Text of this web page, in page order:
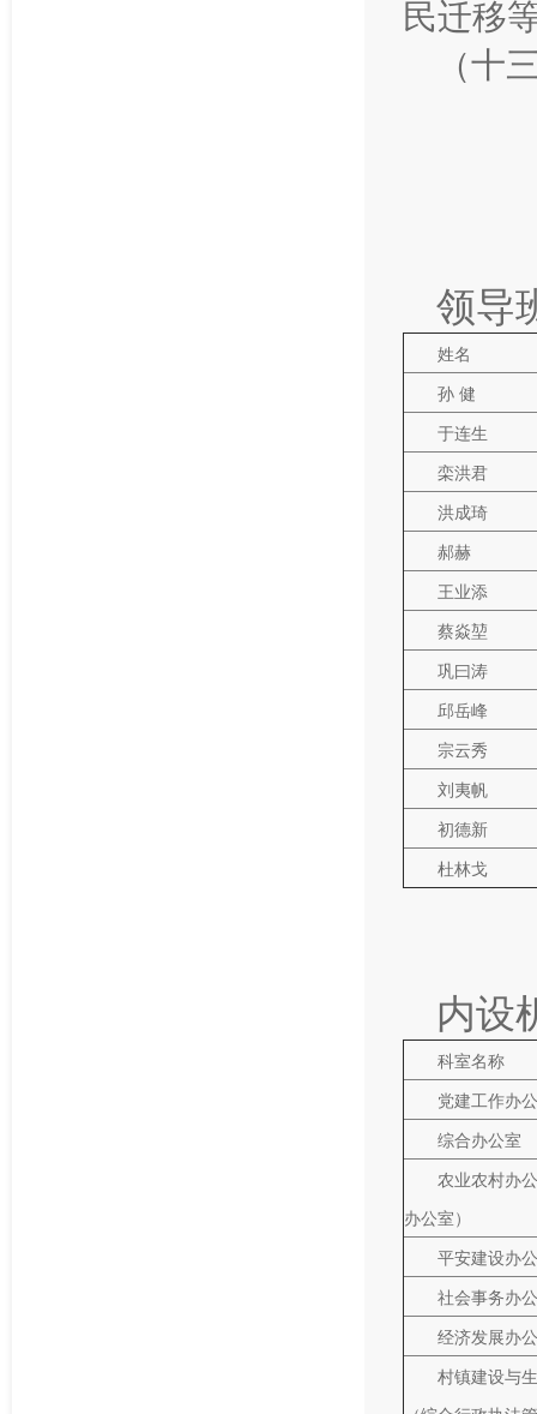
民迁移
（十
领导
姓名
孙 健
于连生
栾洪君
洪成琦
郝赫
王业添
蔡焱堃
巩曰涛
邱岳峰
宗云秀
刘夷帆
初德新
杜林戈
内设
科室名称
党建工作办
综合办公室
农业农村办
办公室）
平安建设办
社会事务办
经济发展办
村镇建设与